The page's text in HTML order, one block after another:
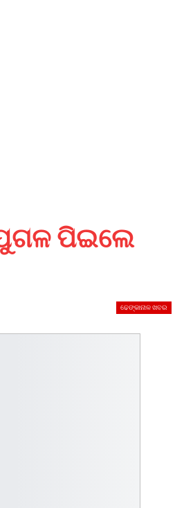
ପିଇଲେ
ଢେଙ୍କାନାଳ ଖବର